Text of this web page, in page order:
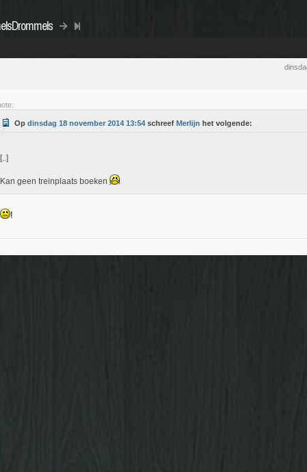
Op dinsdag 18 november 2014 13:54 schreef Merlijn het volgende:
[..]
Kan geen treinplaats boeken
!